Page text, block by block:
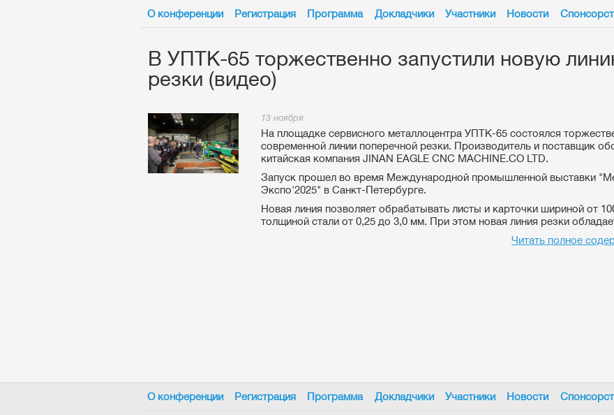
О конференции Регистрация Программа Докладчики Участники Новости
В УПТК-65 торжественно запустили новую
резки (видео)
13 ноября
На площадке сервисного металлоцентра УПТК-65 состоялся
современной линии поперечной резки. Производитель и поставщик
китайская компания JINAN EAGLE CNC MACHINE.CO LTD.
Запуск прошел во время Международной промышленной выставки
Экспо'2025" в Санкт-Петербурге.
Новая линия позволяет обрабатывать листы и карточки шириной от
толщиной стали от 0,25 до 3,0 мм. При этом новая линия резки
Читать полное
О конференции Регистрация Программа Докладчики Участники Новости